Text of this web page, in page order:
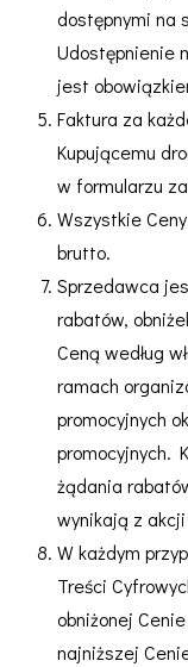
dostępnymi na
Udostępnienie
jest
Faktura za
Kupującemu
w formularzu
Wszystkie
brutto.
Sprzedawca
rabatów,
Ceną według
ramach
promocyjnych
promocyjnych.
żądania
wynikają z
W każdym
Treści
obniżonej
najniższej